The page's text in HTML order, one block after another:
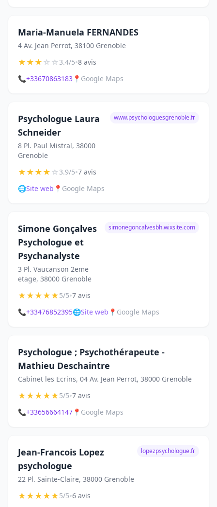
Maria-Manuela FERNANDES
4 Av. Jean Perrot, 38100 Grenoble
★★★☆☆3.4/5•8 avis
📞+33670863183 📍 Google Maps
Psychologue Laura
Schneider
8 Pl. Paul Mistral, 38000
Grenoble
www.psychologuesgrenoble.fr
★★★★☆3.9/5•7 avis
🌐Site web 📍 Google Maps
Simone Gonçalves
Psychologue et
Psychanalyste
3 Pl. Vaucanson 2eme
etage, 38000 Grenoble
simonegoncalvesbh.wixsite.com
★★★★★5/5•7 avis
📞+33476852395🌐Site web 📍 Google Maps
Psychologue ; Psychothérapeute -
Mathieu Deschaintre
Cabinet les Ecrins, 04 Av. Jean Perrot, 38000 Grenoble
★★★★★5/5•7 avis
📞+33656664147 📍 Google Maps
Jean-Francois Lopez
psychologue
22 Pl. Sainte-Claire, 38000 Grenoble
lopezpsychologue.fr
★★★★★5/5•6 avis